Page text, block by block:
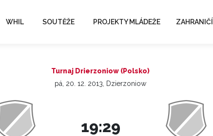
WHIL SOUTĚŽE PROJEKTY MLÁDEŽE ZAHRANIČÍ
Turnaj Drierzoniow (Polsko)
pá, 20. 12. 2013, Dzierzoniow
19:29